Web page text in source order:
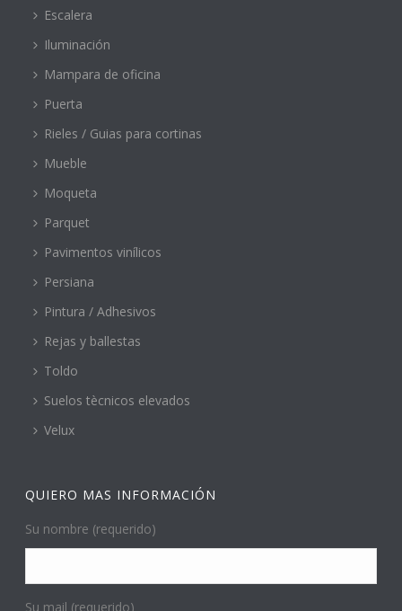
Escalera
Iluminación
Mampara de oficina
Puerta
Rieles / Guias para cortinas
Mueble
Moqueta
Parquet
Pavimentos vinílicos
Persiana
Pintura / Adhesivos
Rejas y ballestas
Toldo
Suelos tècnicos elevados
Velux
QUIERO MAS INFORMACIÓN
Su nombre (requerido)
Su mail (requerido)